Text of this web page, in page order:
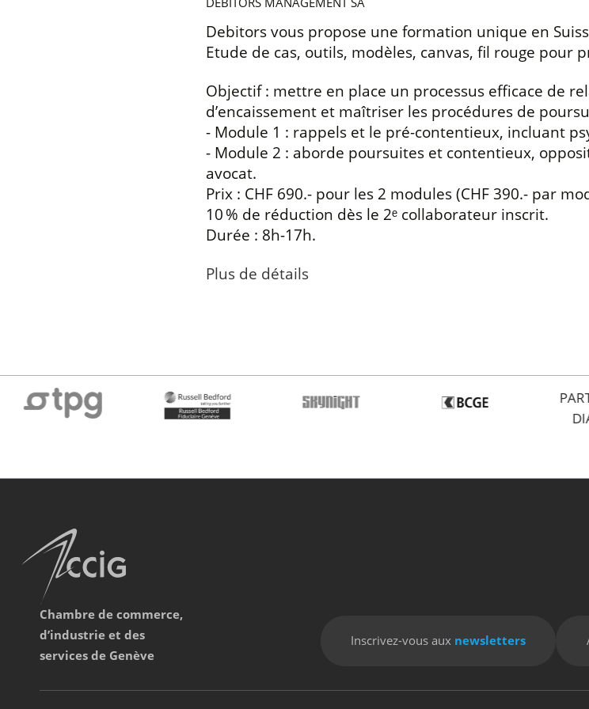
Debitors vous propose une formation unique en
Etude de cas, outils, modèles, canvas, fil rouge pour
Objectif : mettre en place un processus efficace de
d’encaissement et maîtriser les procédures de
- Module 1 : rappels et le pré-contentieux, incluant
- Module 2 : aborde poursuites et contentieux,
avocat.
Prix : CHF 690.- pour les 2 modules (CHF 390.- par
10 % de réduction dès le 2ᵉ collaborateur inscrit.
Durée : 8h-17h.
Plus de détails
Chambre de commerce,
d’industrie et des
services de Genève
Inscrivez-vous aux newsletters